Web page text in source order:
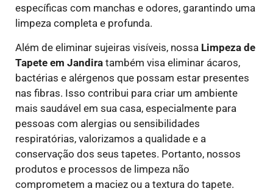
específicas com manchas e odores, garantindo uma
limpeza completa e profunda.
Além de eliminar sujeiras visíveis, nossa Limpeza de
Tapete em Jandira também visa eliminar ácaros,
bactérias e alérgenos que possam estar presentes
nas fibras. Isso contribui para criar um ambiente
mais saudável em sua casa, especialmente para
pessoas com alergias ou sensibilidades
respiratórias, valorizamos a qualidade e a
conservação dos seus tapetes. Portanto, nossos
produtos e processos de limpeza não
comprometem a maciez ou a textura do tapete.